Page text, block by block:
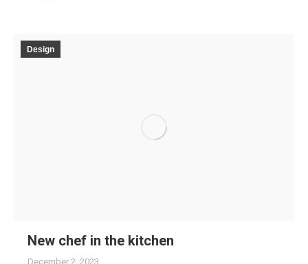
Design
New chef in the kitchen
December 2, 2023